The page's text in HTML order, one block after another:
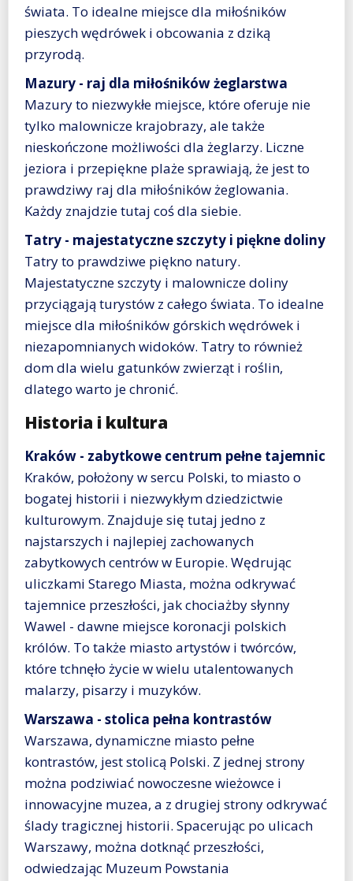
świata. To idealne miejsce dla miłośników
pieszych wędrówek i obcowania z dziką
przyrodą.
Mazury - raj dla miłośników żeglarstwa
Mazury to niezwykłe miejsce, które oferuje nie
tylko malownicze krajobrazy, ale także
nieskończone możliwości dla żeglarzy. Liczne
jeziora i przepiękne plaże sprawiają, że jest to
prawdziwy raj dla miłośników żeglowania.
Każdy znajdzie tutaj coś dla siebie.
Tatry - majestatyczne szczyty i piękne doliny
Tatry to prawdziwe piękno natury.
Majestatyczne szczyty i malownicze doliny
przyciągają turystów z całego świata. To idealne
miejsce dla miłośników górskich wędrówek i
niezapomnianych widoków. Tatry to również
dom dla wielu gatunków zwierząt i roślin,
dlatego warto je chronić.
Historia i kultura
Kraków - zabytkowe centrum pełne tajemnic
Kraków, położony w sercu Polski, to miasto o
bogatej historii i niezwykłym dziedzictwie
kulturowym. Znajduje się tutaj jedno z
najstarszych i najlepiej zachowanych
zabytkowych centrów w Europie. Wędrując
uliczkami Starego Miasta, można odkrywać
tajemnice przeszłości, jak chociażby słynny
Wawel - dawne miejsce koronacji polskich
królów. To także miasto artystów i twórców,
które tchnęło życie w wielu utalentowanych
malarzy, pisarzy i muzyków.
Warszawa - stolica pełna kontrastów
Warszawa, dynamiczne miasto pełne
kontrastów, jest stolicą Polski. Z jednej strony
można podziwiać nowoczesne wieżowce i
innowacyjne muzea, a z drugiej strony odkrywać
ślady tragicznej historii. Spacerując po ulicach
Warszawy, można dotknąć przeszłości,
odwiedzając Muzeum Powstania